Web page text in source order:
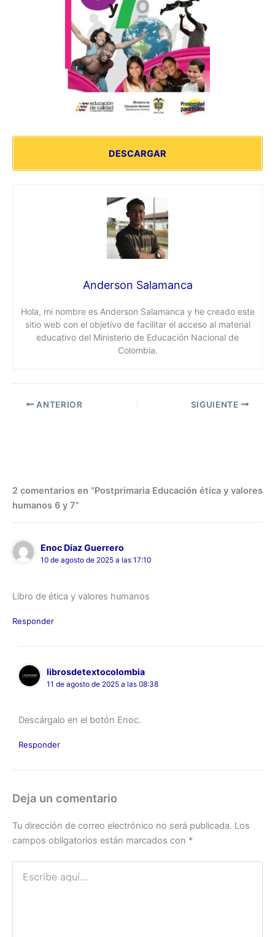
DESCARGAR
Anderson Salamanca
Hola, mi nombre es Anderson Salamanca y he creado este
sitio web con el objetivo de facilitar el acceso al material
educativo del Ministerio de Educación Nacional de
Colombia.
ANTERIOR SIGUIENTE
2 comentarios en “Postprimaria Educación ética y valores
humanos 6 y 7”
Enoc Diaz Guerrero
10 de agosto de 2025 a las 17:10
Libro de ética y valores humanos
Responder
librosdetextocolombia
11 de agosto de 2025 a las 08:38
Descárgalo en el botón Enoc.
Responder
Deja un comentario
Tu dirección de correo electrónico no será publicada. Los
campos obligatorios están marcados con *
aquí...